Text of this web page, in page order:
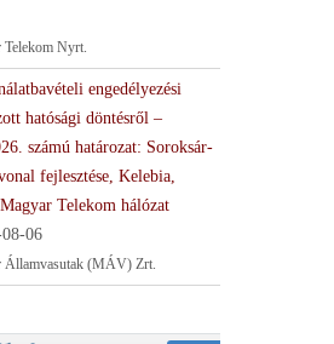
Telekom Nyrt.
engedélyezési
hatósági döntésről –
számú határozat: Soroksár-
fejlesztése, Kelebia,
Telekom hálózat
06
Államvasutak (MÁV) Zrt.